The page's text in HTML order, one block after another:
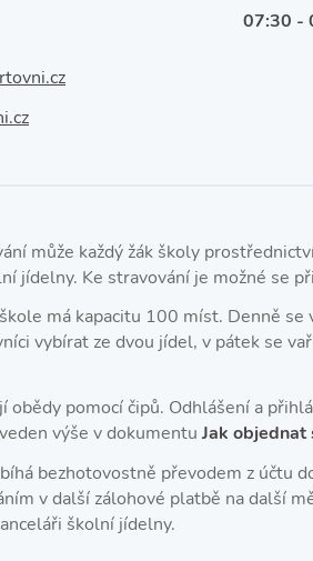
07:30 -
může každý žák školy
jídelny. Ke stravování je možné se
má kapacitu 100 míst. Denně
vybírat ze dvou jídel, v pátek se
obědy pomocí čipů. Odhlášení a
výše v dokumentu Jak
bezhotovostně převodem z účtu
v další zálohové platbě na další
školní jídelny.